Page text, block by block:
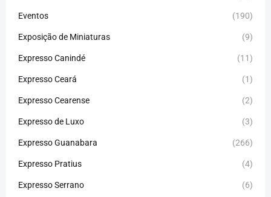
Eventos (190)
Exposição de Miniaturas (9)
Expresso Canindé (11)
Expresso Ceará (1)
Expresso Cearense (2)
Expresso de Luxo (3)
Expresso Guanabara (266)
Expresso Pratius (4)
Expresso Serrano (6)